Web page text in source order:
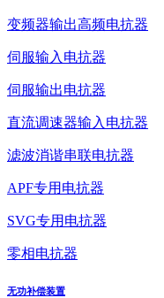
变频器输出高频电抗器
伺服输入电抗器
伺服输出电抗器
直流调速器输入电抗器
滤波消谐串联电抗器
APF专用电抗器
SVG专用电抗器
零相电抗器
无功补偿装置